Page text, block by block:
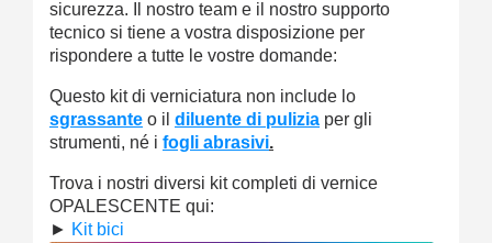
sicurezza. Il nostro team e il nostro supporto
tecnico si tiene a vostra disposizione per
rispondere a tutte le vostre domande:
Questo kit di verniciatura non include lo
sgrassante o il diluente di pulizia per gli
strumenti, né i fogli abrasivi.
Trova i nostri diversi kit completi di vernice
OPALESCENTE qui:
► Kit bici